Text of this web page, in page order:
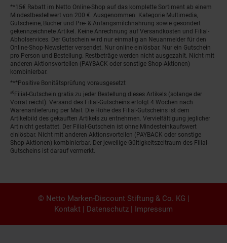
**15€ Rabatt im Netto Online-Shop auf das komplette Sortiment ab einem
Mindestbestellwert von 200 €. Ausgenommen: Kategorie Multimedia,
Gutscheine, Bücher und Pre- & Anfangsmilchnahrung sowie gesondert
gekennzeichnete Artikel. Keine Anrechnung auf Versandkosten und Filial-
Abholservices. Der Gutschein wird nur einmalig an Neuanmelder für den
Online-Shop-Newsletter versendet. Nur online einlösbar. Nur ein Gutschein
pro Person und Bestellung. Restbeträge werden nicht ausgezahlt. Nicht mit
anderen Aktionsvorteilen (PAYBACK oder sonstige Shop-Aktionen)
kombinierbar.
***Positive Bonitätsprüfung vorausgesetzt
²⁰Filial-Gutschein gratis zu jeder Bestellung dieses Artikels (solange der
Vorrat reicht). Versand des Filial-Gutscheins erfolgt 4 Wochen nach
Warenanlieferung per Mail. Die Höhe des Filial-Gutscheins ist dem
Artikelbild des gekauften Artikels zu entnehmen. Vervielfältigung jeglicher
Art nicht gestattet. Der Filial-Gutschein ist ohne Mindesteinkaufswert
einlösbar. Nicht mit anderen Aktionsvorteilen (PAYBACK oder sonstige
Shop-Aktionen) kombinierbar. Der jeweilige Gültigkeitszeitraum des Filial-
Gutscheins ist darauf vermerkt.
© Netto Marken-Discount Stiftung & Co. KG |
Kontakt | Datenschutz | Impressum